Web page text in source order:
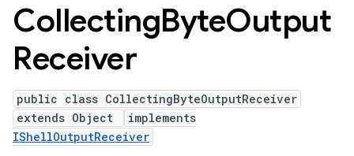
CollectingByteOutput
Receiver
public class CollectingByteOutputReceiver
extends Object
implements
IShellOutputReceiver